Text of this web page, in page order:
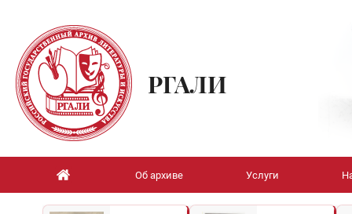
РГАЛИ
Об архиве Услуги